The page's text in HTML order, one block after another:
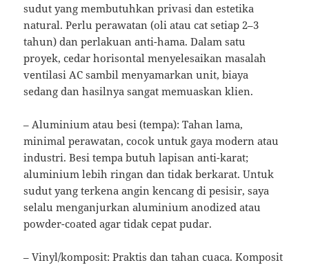
sudut yang membutuhkan privasi dan estetika
natural. Perlu perawatan (oli atau cat setiap 2–3
tahun) dan perlakuan anti-hama. Dalam satu
proyek, cedar horisontal menyelesaikan masalah
ventilasi AC sambil menyamarkan unit, biaya
sedang dan hasilnya sangat memuaskan klien.
– Aluminium atau besi (tempa): Tahan lama,
minimal perawatan, cocok untuk gaya modern atau
industri. Besi tempa butuh lapisan anti-karat;
aluminium lebih ringan dan tidak berkarat. Untuk
sudut yang terkena angin kencang di pesisir, saya
selalu menganjurkan aluminium anodized atau
powder-coated agar tidak cepat pudar.
– Vinyl/komposit: Praktis dan tahan cuaca. Komposit